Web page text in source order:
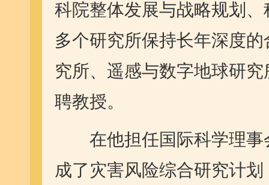
科院整体发展与战略规划
多个研究所保持长年深度
究所、遥感与数字地球研
聘教授。
在他担任国际科学理事
成了灾害风险综合研究计